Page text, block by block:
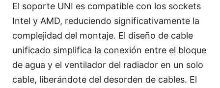
El soporte UNI es compatible con los sockets
Intel y AMD, reduciendo significativamente la
complejidad del montaje. El diseño de cable
unificado simplifica la conexión entre el bloque
de agua y el ventilador del radiador en un solo
cable, liberándote del desorden de cables. El